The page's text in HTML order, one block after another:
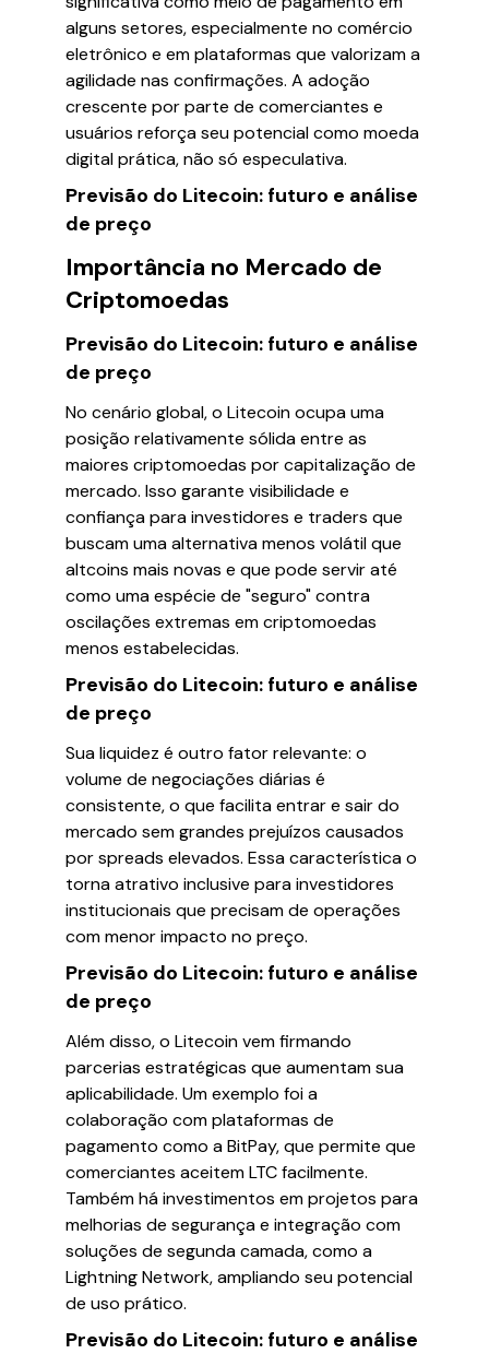
alguns setores, especialmente no comércio
eletrônico e em plataformas que valorizam a
agilidade nas confirmações. A adoção
crescente por parte de comerciantes e
usuários reforça seu potencial como moeda
digital prática, não só especulativa.
Previsão do Litecoin: futuro e análise
de preço
Importância no Mercado de
Criptomoedas
Previsão do Litecoin: futuro e análise
de preço
No cenário global, o Litecoin ocupa uma
posição relativamente sólida entre as
maiores criptomoedas por capitalização de
mercado. Isso garante visibilidade e
confiança para investidores e traders que
buscam uma alternativa menos volátil que
altcoins mais novas e que pode servir até
como uma espécie de "seguro" contra
oscilações extremas em criptomoedas
menos estabelecidas.
Previsão do Litecoin: futuro e análise
de preço
Sua liquidez é outro fator relevante: o
volume de negociações diárias é
consistente, o que facilita entrar e sair do
mercado sem grandes prejuízos causados
por spreads elevados. Essa característica o
torna atrativo inclusive para investidores
institucionais que precisam de operações
com menor impacto no preço.
Previsão do Litecoin: futuro e análise
de preço
Além disso, o Litecoin vem firmando
parcerias estratégicas que aumentam sua
aplicabilidade. Um exemplo foi a
colaboração com plataformas de
pagamento como a BitPay, que permite que
comerciantes aceitem LTC facilmente.
Também há investimentos em projetos para
melhorias de segurança e integração com
soluções de segunda camada, como a
Lightning Network, ampliando seu potencial
de uso prático.
Previsão do Litecoin: futuro e análise